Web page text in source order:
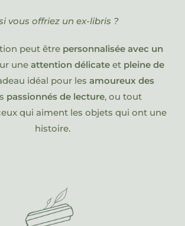
vous offriez un ex-libris ?
peut être personnalisée avec un
uneattention délicateet pleine de
idéal pour les amoureux des
passionnés de lecture, ou tout
qui aiment les objets qui ont une
histoire.